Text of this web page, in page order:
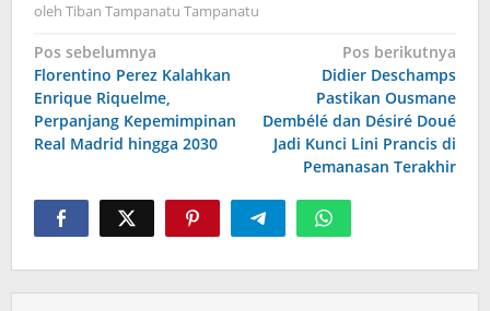
oleh Tiban Tampanatu Tampanatu
Navigasi
pos
Pos sebelumnya
Florentino Perez Kalahkan
Enrique Riquelme,
Perpanjang Kepemimpinan
Real Madrid hingga 2030
Pos berikutnya
Didier Deschamps
Pastikan Ousmane
Dembélé dan Désiré Doué
Jadi Kunci Lini Prancis di
Pemanasan Terakhir